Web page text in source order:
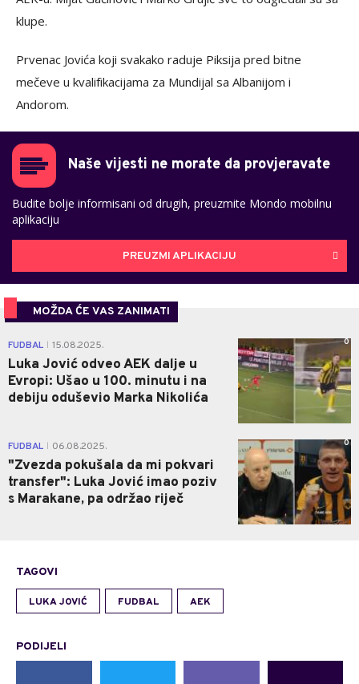
klupe.
Prvenac Jovića koji svakako raduje Piksija pred bitne
mečeve u kvalifikacijama za Mundijal sa Albanijom i
Andorom.
Naše vijesti ne morate da provjeravate
Budite bolje informisani od drugih, preuzmite Mondo mobilnu
aplikaciju
PREUZMI APLIKACIJU
MOŽDA ĆE VAS ZANIMATI
FUDBAL 15.08.2025.
Luka Jović odveo AEK dalje u
Evropi: Ušao u 100. minutu i na
debiju oduševio Marka Nikolića
0
FUDBAL 06.08.2025.
"Zvezda pokušala da mi pokvari
transfer": Luka Jović imao poziv
s Marakane, pa održao riječ
0
TAGOVI
LUKA JOVIĆ FUDBAL AEK
PODIJELI